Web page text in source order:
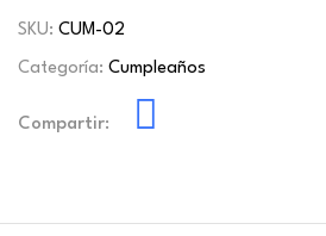
SKU: CUM-02
Categoría: Cumpleaños
Compartir: